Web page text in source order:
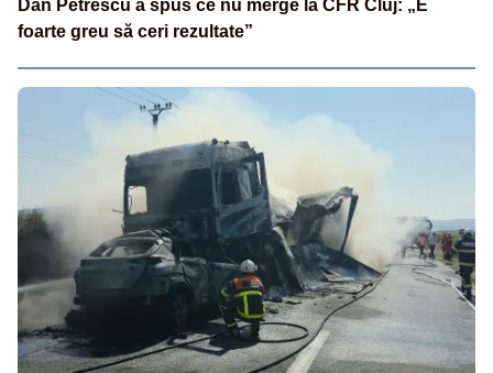
Dan Petrescu a spus ce nu merge la CFR Cluj: „E
foarte greu să ceri rezultate”